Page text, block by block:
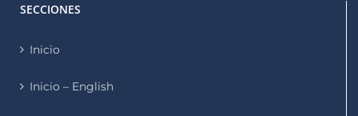
SECCIONES
Inicio
Inicio – English